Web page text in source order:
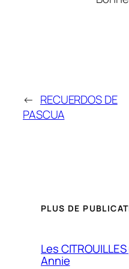
← RECUERDOS DE
PASCUA
PLUS DE
Les
Annie